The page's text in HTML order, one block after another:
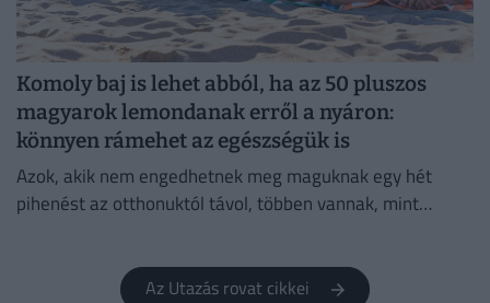
Komoly baj is lehet abból, ha az 50 pluszos
magyarok lemondanak erről a nyáron:
könnyen rámehet az egészségük is
Azok, akik nem engedhetnek meg maguknak egy hét
pihenést az otthonuktól távol, többen vannak, mint
Az Utazás rovat cikkei